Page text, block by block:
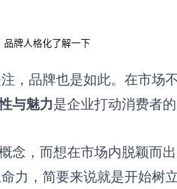
品牌人格化了解一下
，品牌也是如此。在市场
与魅力是企业打动消费者的
念，而想在市场内脱颖而
力，简要来说就是开始树